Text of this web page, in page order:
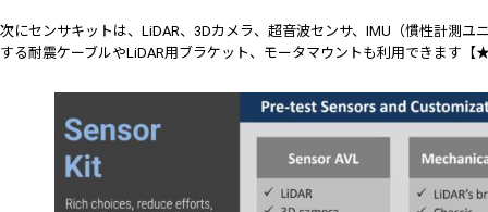
次にセンサキットは、LiDAR、3Dカメラ、超音波センサ、IMU（慣性計測ユ
する耐震ケーブルやLiDAR用ブラケット、モータマウントも利用できます【